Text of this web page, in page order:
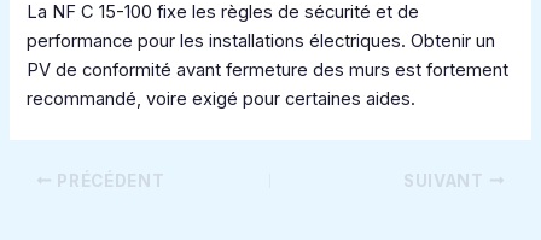
La NF C 15-100 fixe les règles de sécurité et de
performance pour les installations électriques. Obtenir un
PV de conformité avant fermeture des murs est fortement
recommandé, voire exigé pour certaines aides.
PRÉCÉDENT SUIVANT